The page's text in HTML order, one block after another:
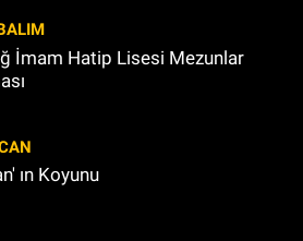
İmam Hatip Lisesi Mezunlar
ın Koyunu